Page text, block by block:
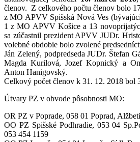
členov. Z celkového počtu členov bolo
z MO APVV Spišská Nová Ves
1 z MO APVV Košice a 13
sa zúčastnil prezident APVV JUDr.
volebné obdobie bolo zvolené
Ján Zelený, podpredseda JUDr. Štefan
Magda Kurilová, Jozef Kopnický a
Anton Hanigovský.
Celkový počet členov k 31. 12. 2018 bol
Útvary PZ v obvode pôsobnosti MO:
OR PZ v Poprade, 058 01 Poprad,
OO PZ Spišské Podhradie, 053 04
053 454 1159